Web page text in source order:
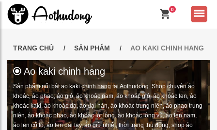
0
TRANG CHỦ SẢN PHẨM AO KAKI CHINH HANG
Ao kaki chinh hang
Sản phẩm nổi bật ao kaki chinh hang tại Aothudong. Shop chuyên áo
khoác, áo phao, áo gió, áo khoác nam, áo khoác gió, áo khoác len, áo
khoác kaki, áo khoác dạ, áo đại hàn, áo khoác trung niên, áo phao trung
niên, áo khoác phao, áo khoác lót lông, áo khoác lông vũ, áo len nam,
áo len cổ lọ, áo len dài tay, áo giữ nhiệt, thời trang thu đông, shop áo